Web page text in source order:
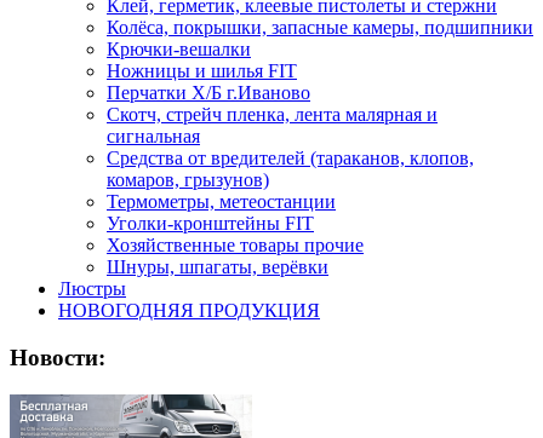
Клей, герметик, клеевые пистолеты и стержни
Колёса, покрышки, запасные камеры, подшипники
Крючки-вешалки
Ножницы и шилья FIT
Перчатки Х/Б г.Иваново
Скотч, стрейч пленка, лента малярная и
сигнальная
Средства от вредителей (тараканов, клопов,
комаров, грызунов)
Термометры, метеостанции
Уголки-кронштейны FIT
Хозяйственные товары прочие
Шнуры, шпагаты, верёвки
Люстры
НОВОГОДНЯЯ ПРОДУКЦИЯ
Новости: